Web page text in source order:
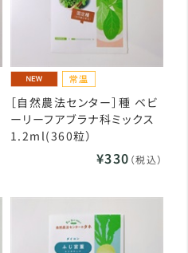
［自然農法センター］種 ベビ
ーリーフアブラナ科ミックス
1.2ml(360粒）
¥330 （税込）